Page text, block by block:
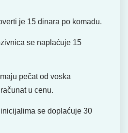
je 15 dinara po komadu.
se naplaćuje 15
pečat od voska
u cenu.
se doplaćuje 30